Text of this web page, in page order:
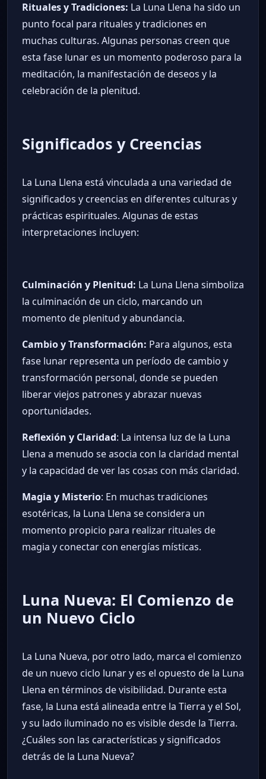
Rituales y Tradiciones: La Luna Llena ha sido un
punto focal para rituales y tradiciones en
muchas culturas. Algunas personas creen que
esta fase lunar es un momento poderoso para la
meditación, la manifestación de deseos y la
celebración de la plenitud.
Significados y Creencias
La Luna Llena está vinculada a una variedad de
significados y creencias en diferentes culturas y
prácticas espirituales. Algunas de estas
interpretaciones incluyen:
Culminación y Plenitud: La Luna Llena simboliza
la culminación de un ciclo, marcando un
momento de plenitud y abundancia.
Cambio y Transformación: Para algunos, esta
fase lunar representa un período de cambio y
transformación personal, donde se pueden
liberar viejos patrones y abrazar nuevas
oportunidades.
Reflexión y Claridad: La intensa luz de la Luna
Llena a menudo se asocia con la claridad mental
y la capacidad de ver las cosas con más claridad.
Magia y Misterio: En muchas tradiciones
esotéricas, la Luna Llena se considera un
momento propicio para realizar rituales de
magia y conectar con energías místicas.
Luna Nueva: El Comienzo de
un Nuevo Ciclo
La Luna Nueva, por otro lado, marca el comienzo
de un nuevo ciclo lunar y es el opuesto de la Luna
Llena en términos de visibilidad. Durante esta
fase, la Luna está alineada entre la Tierra y el Sol,
y su lado iluminado no es visible desde la Tierra.
¿Cuáles son las características y significados
detrás de la Luna Nueva?